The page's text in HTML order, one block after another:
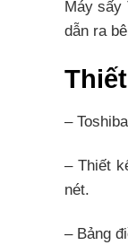
Máy sấy
dẫn ra
–
– Thiết
nét.
– Bảng